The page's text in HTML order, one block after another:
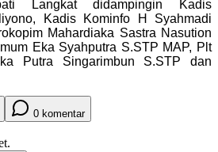
Langkat didampingin Kadis
Kadis Kominfo H Syahmadi
Mahardiaka Sastra Nasution
Eka Syahputra S.STP MAP, Plt
Putra Singarimbun S.STP dan
0 komentar